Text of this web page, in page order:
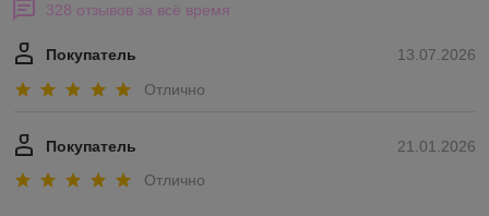
328 отзывов за всё время
13.07.2026
Покупатель
Отлично
21.01.2026
Покупатель
Отлично